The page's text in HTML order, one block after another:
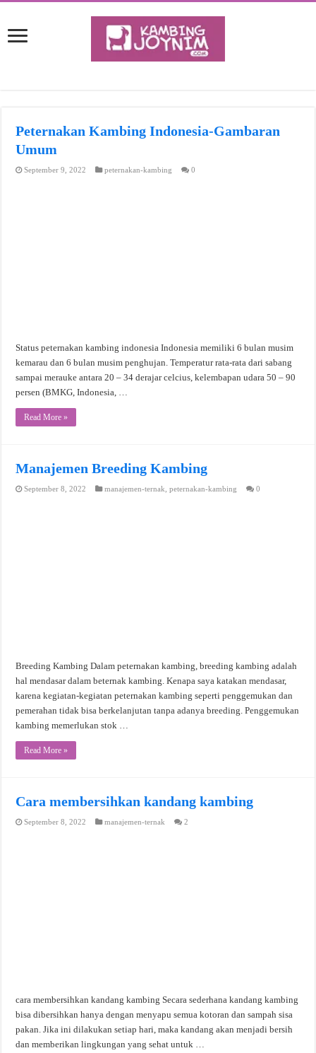
Peternakan Kambing Indonesia-Gambaran
Umum
September 9, 2022 peternakan-kambing 0
Status peternakan kambing indonesia Indonesia memiliki 6 bulan musim
kemarau dan 6 bulan musim penghujan. Temperatur rata-rata dari sabang
sampai merauke antara 20 – 34 derajar celcius, kelembapan udara 50 – 90
persen (BMKG, Indonesia, …
Read More »
Manajemen Breeding Kambing
September 8, 2022 manajemen-ternak ,peternakan-kambing 0
Breeding Kambing Dalam peternakan kambing, breeding kambing adalah
hal mendasar dalam beternak kambing. Kenapa saya katakan mendasar,
karena kegiatan-kegiatan peternakan kambing seperti penggemukan dan
pemerahan tidak bisa berkelanjutan tanpa adanya breeding. Penggemukan
kambing memerlukan stok …
Read More »
Cara membersihkan kandang kambing
September 8, 2022 manajemen-ternak 2
cara membersihkan kandang kambing Secara sederhana kandang kambing
bisa dibersihkan hanya dengan menyapu semua kotoran dan sampah sisa
pakan. Jika ini dilakukan setiap hari, maka kandang akan menjadi bersih
dan memberikan lingkungan yang sehat untuk …